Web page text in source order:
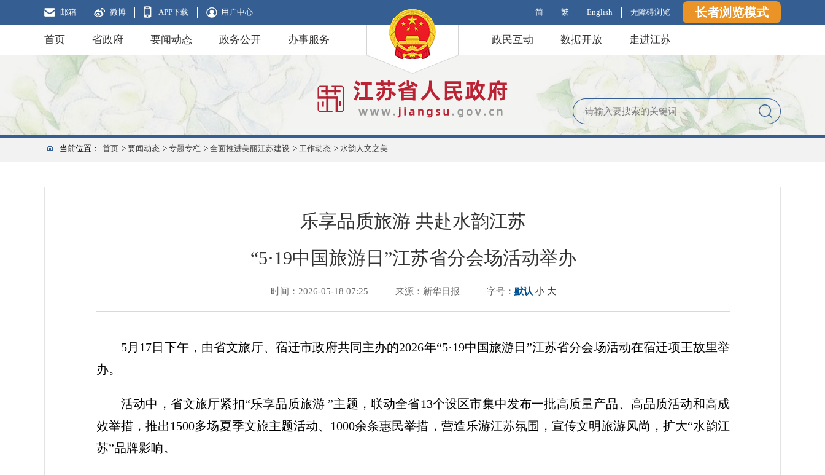
邮箱 微博 APP下载 用户中心 简 繁 English 无障碍浏览 长者浏览模式
首页 省政府 要闻动态 政务公开 办事服务 政民互动 数据开放 走进江苏
当前位置： 首页 > 要闻动态 > 专题专栏 > 全面推进美丽江苏建设 > 工作动态 > 水韵人文之美
乐享品质旅游 共赴水韵江苏
“5·19中国旅游日”江苏省分会场活动举办
时间：2026-05-18 07:25 来源：新华日报 字号： 默认 小 大
5月17日下午，由省文旅厅、宿迁市政府共同主办的2026年“5·19中国旅游日”江苏省分会场活动在宿迁项王故里举
办。
活动中，省文旅厅紧扣“乐享品质旅游 ”主题，联动全省13个设区市集中发布一批高质量产品、高品质活动和高成
效举措，推出1500多场夏季文旅主题活动、1000余条惠民举措，营造乐游江苏氛围，宣传文明旅游风尚，扩大“水韵江
苏”品牌影响。